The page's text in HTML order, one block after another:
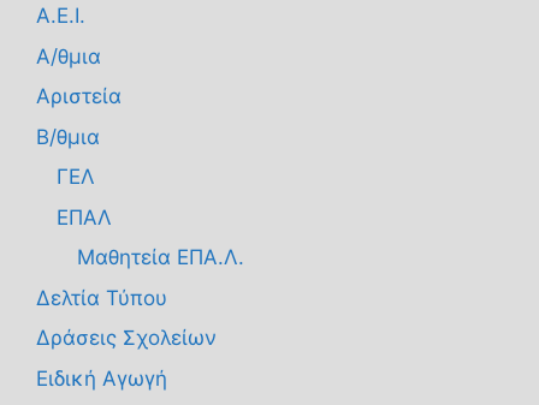
Α.Ε.Ι.
Α/θμια
Αριστεία
Β/θμια
ΓΕΛ
ΕΠΑΛ
Μαθητεία ΕΠΑ.Λ.
Δελτία Τύπου
Δράσεις Σχολείων
Ειδική Αγωγή